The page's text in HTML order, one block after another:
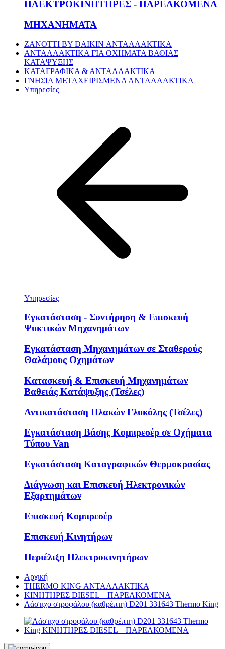
ΗΛΕΚΤΡΟΚΙΝΗΤΗΡΕΣ - ΠΑΡΕΛΚΟΜΕΝΑ
ΜΗΧΑΝΗΜΑΤΑ
ZANOTTI BY DAIKIN ΑΝΤΑΛΛΑΚΤΙΚΑ
ΑΝΤΑΛΛΑΚΤΙΚΑ ΓΙΑ ΟΧΗΜΑΤΑ ΒΑΘΙΑΣ
ΚΑΤΑΨΥΞΗΣ
ΚΑΤΑΓΡΑΦΙΚΑ & ΑΝΤΑΛΛΑΚΤΙΚΑ
ΓΝΗΣΙΑ ΜΕΤΑΧΕΙΡΙΣΜΕΝΑ ΑΝΤΑΛΛΑΚΤΙΚΑ
Υπηρεσίες
Υπηρεσίες
Εγκατάσταση - Συντήρηση & Επισκευή
Ψυκτικών Μηχανημάτων
Εγκατάσταση Μηχανημάτων σε Σταθερούς
Θαλάμους Οχημάτων
Κατασκευή & Επισκευή Μηχανημάτων
Βαθειάς Κατάψυξης (Τσέλες)
Αντικατάσταση Πλακών Γλυκόλης (Τσέλες)
Εγκατάσταση Βάσης Κομπρεσέρ σε Οχήματα
Τύπου Van
Εγκατάσταση Καταγραφικών Θερμοκρασίας
Διάγνωση και Επισκευή Ηλεκτρονικών
Εξαρτημάτων
Επισκευή Κομπρεσέρ
Επισκευή Κινητήρων
Περιέλιξη Ηλεκτροκινητήρων
Αρχική
THERMO KING ΑΝΤΑΛΛΑΚΤΙΚΑ
KΙΝΗΤΗΡΕΣ DIESEL – ΠΑΡΕΛΚΟΜΕΝΑ
Λάστιχο στροφάλου (καθρέπτη) D201 331643 Thermo King